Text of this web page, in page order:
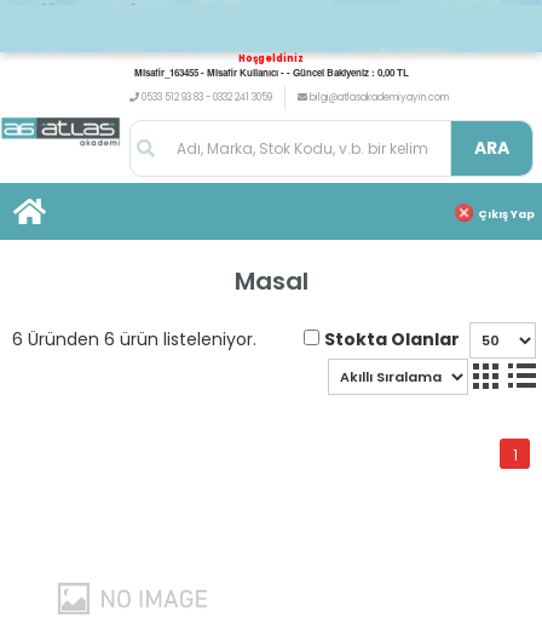
Hoşgeldiniz
Misafir_163455 - Misafir Kullanıcı - - Güncel Bakiyeniz : 0,00 TL
0533 512 93 83 - 0332 241 3059
bilgi@atlasakademiyayin.com
ARA
Çıkış Yap
Masal
6 Üründen 6 ürün listeleniyor. Stokta Olanlar
1